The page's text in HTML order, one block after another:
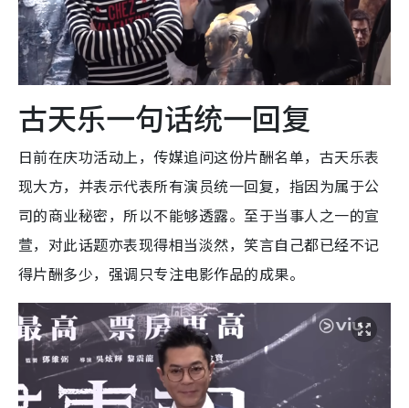
古天乐一句话统一回复
日前在庆功活动上，传媒追问这份片酬名单，古天乐表
现大方，并表示代表所有演员统一回复，指因为属于公
司的商业秘密，所以不能够透露。至于当事人之一的宣
萱，对此话题亦表现得相当淡然，笑言自己都已经不记
得片酬多少，强调只专注电影作品的成果。